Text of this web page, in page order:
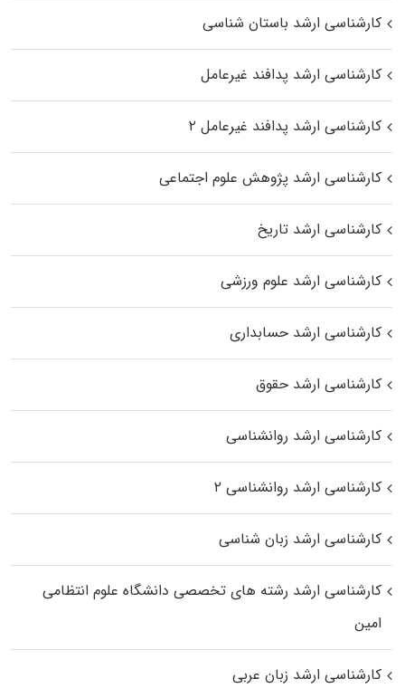
کارشناسی ارشد باستان شناسی
کارشناسی ارشد پدافند غیرعامل
کارشناسی ارشد پدافند غیرعامل ۲
کارشناسی ارشد پژوهش علوم اجتماعی
کارشناسی ارشد تاریخ
کارشناسی ارشد علوم ورزشی
کارشناسی ارشد حسابداری
کارشناسی ارشد حقوق
کارشناسی ارشد روانشناسی
کارشناسی ارشد روانشناسی ۲
کارشناسی ارشد زبان شناسی
کارشناسی ارشد رﺷﺘﻪ ﻫﺎی تخصصی داﻧﺸﮕﺎه ﻋﻠﻮم انتظامی
اﻣﻴﻦ
کارشناسی ارشد زبان عربی